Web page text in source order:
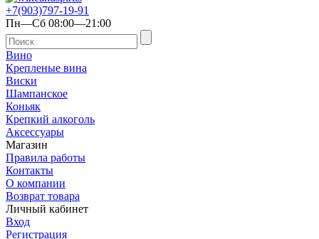
+7(903)797-19-91
Пн—Сб 08:00—21:00
Вино
Крепленые вина
Виски
Шампанское
Коньяк
Крепкий алкоголь
Аксессуары
Магазин
Правила работы
Контакты
О компании
Возврат товара
Личный кабинет
Вход
Регистрация